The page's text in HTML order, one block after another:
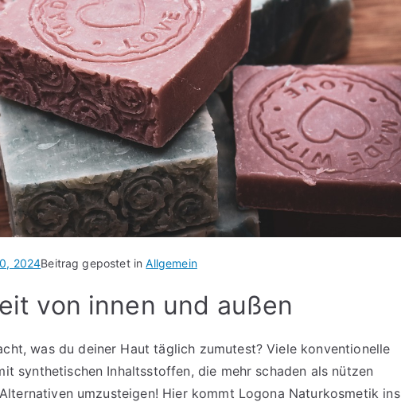
2024Beitrag gepostet inAllgemein
von innen und außen
was du deiner Haut täglich zumutest? Viele konventionelle
synthetischen Inhaltsstoffen, die mehr schaden als nützen
umzusteigen! Hier kommt Logona Naturkosmetik ins